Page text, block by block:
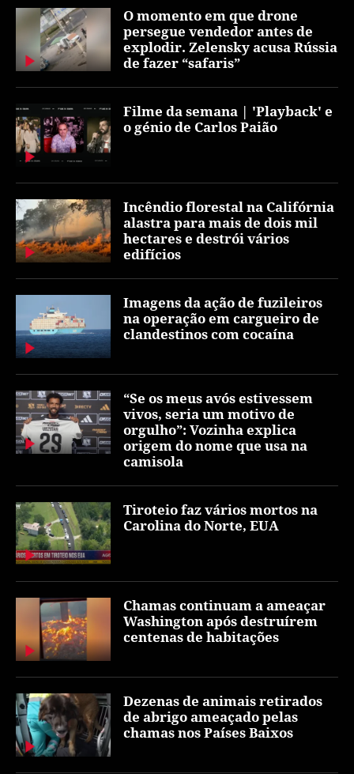
O momento em que drone
persegue vendedor antes de
explodir. Zelensky acusa Rússia
de fazer “safaris”
Filme da semana | 'Playback' e
o génio de Carlos Paião
Incêndio florestal na Califórnia
alastra para mais de dois mil
hectares e destrói vários
edifícios
Imagens da ação de fuzileiros
na operação em cargueiro de
clandestinos com cocaína
“Se os meus avós estivessem
vivos, seria um motivo de
orgulho”: Vozinha explica
origem do nome que usa na
camisola
Tiroteio faz vários mortos na
Carolina do Norte, EUA
Chamas continuam a ameaçar
Washington após destruírem
centenas de habitações
Dezenas de animais retirados
de abrigo ameaçado pelas
chamas nos Países Baixos